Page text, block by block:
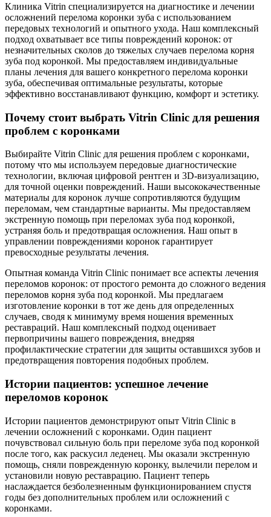
Клиника Vitrin специализируется на диагностике и лечении
осложнений перелома коронки зуба с использованием
передовых технологий и опытного ухода. Наш комплексный
подход охватывает все типы повреждений коронок: от
незначительных сколов до тяжелых случаев перелома корня
зуба под коронкой. Мы предоставляем индивидуальные
планы лечения для вашего конкретного перелома коронки
зуба, обеспечивая оптимальные результаты, которые
эффективно восстанавливают функцию, комфорт и эстетику.
Почему стоит выбрать Vitrin Clinic для решения
проблем с коронками
Выбирайте Vitrin Clinic для решения проблем с коронками,
потому что мы используем передовые диагностические
технологии, включая цифровой рентген и 3D-визуализацию,
для точной оценки повреждений. Наши высококачественные
материалы для коронок лучше сопротивляются будущим
переломам, чем стандартные варианты. Мы предоставляем
экстренную помощь при переломах зуба под коронкой,
устраняя боль и предотвращая осложнения. Наш опыт в
управлении повреждениями коронок гарантирует
превосходные результаты лечения.
Опытная команда Vitrin Clinic понимает все аспекты лечения
переломов коронок: от простого ремонта до сложного ведения
переломов корня зуба под коронкой. Мы предлагаем
изготовление коронки в тот же день для определенных
случаев, сводя к минимуму время ношения временных
реставраций. Наш комплексный подход оценивает
первопричины вашего повреждения, внедряя
профилактические стратегии для защиты оставшихся зубов и
предотвращения повторения подобных проблем.
Истории пациентов: успешное лечение
переломов коронок
Истории пациентов демонстрируют опыт Vitrin Clinic в
лечении осложнений с коронками. Один пациент
почувствовал сильную боль при переломе зуба под коронкой
после того, как раскусил леденец. Мы оказали экстренную
помощь, сняли поврежденную коронку, вылечили перелом и
установили новую реставрацию. Пациент теперь
наслаждается безболезненным функционированием спустя
годы без дополнительных проблем или осложнений с
коронками.